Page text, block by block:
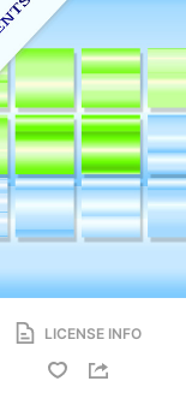
LICENSE INFO